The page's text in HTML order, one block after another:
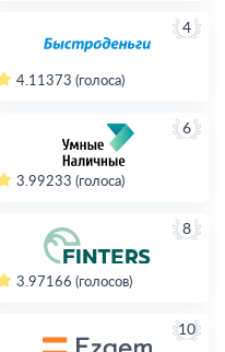
4
4.11 373 (голоса)
6
3.99233 (голоса)
8
3.97166 (голосов)
10